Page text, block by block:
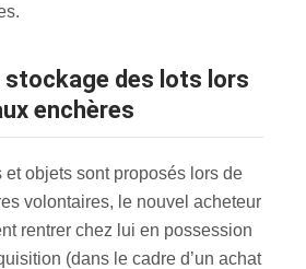
enchères
et objets sont proposés lors de
volontaires, le nouvel acheteur
rentrer chez lui en possession
(dans le cadre d’un achat